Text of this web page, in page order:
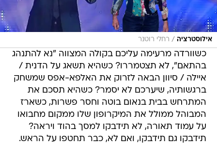
אילוסטרציה / רחלי רוטנר
כשוורדה מרעימה עליכם בקולה המצווה "נא להתנהג
בהתאם", לא תצטמררו? כשהיא תשאג על הדנית /
איילה / סיוון הבאה לזרוק את האלפא-אפס שמשחק
ברגשותיה, שיערכם לא יסמר? כשהיא תסכם את
המתרחש בבית בנאום בוטה וחסר פשרות, כשארז
המבוהל ממולל את המיקרופון שלו ממקום מחבואו
על עמוד תאורה, לא תידבקו למסך בהוד ויראה?
תידבקו גם תידבקו, ואם לא, כבר תחטפו על הראש.